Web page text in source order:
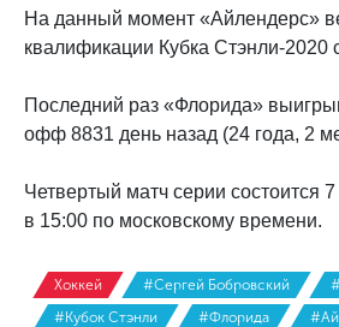
На данный момент «Айлендерс»
квалификации Кубка Стэнли-2020
Последний раз «Флорида»
офф 8831 день назад (24 года, 2
Четвертый матч серии состоится
в 15:00 по московскому времени.
Хоккей #Сергей Бобровский
#Кубок Стэнли
#Флорида